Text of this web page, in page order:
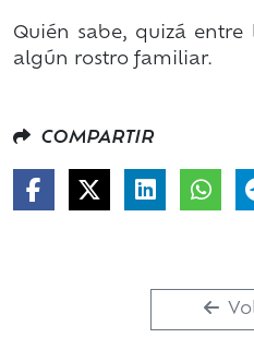
Quién sabe, quizá entre
algún rostro familiar.
COMPARTIR